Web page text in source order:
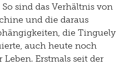
So sind das Verhältnis von
und die daraus
die Tinguely
auch heute noch
Erstmals seit der